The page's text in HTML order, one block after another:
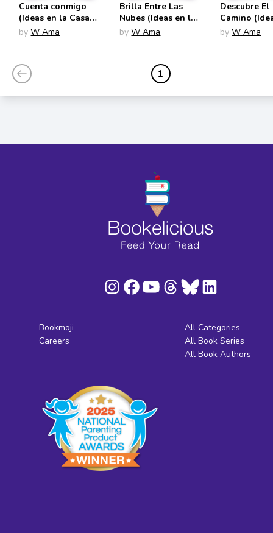
Cuenta conmigo
(Ideas en la Casa
Del Árbol #5)
by W Ama
Brilla Entre Las
Nubes (Ideas en la
Casa Del Árbol #6)
by W Ama
Descubre El
Camino
La Casa
by W Ama
1
Bookmoji
Careers
All Categories
All Book Series
All Book Authors